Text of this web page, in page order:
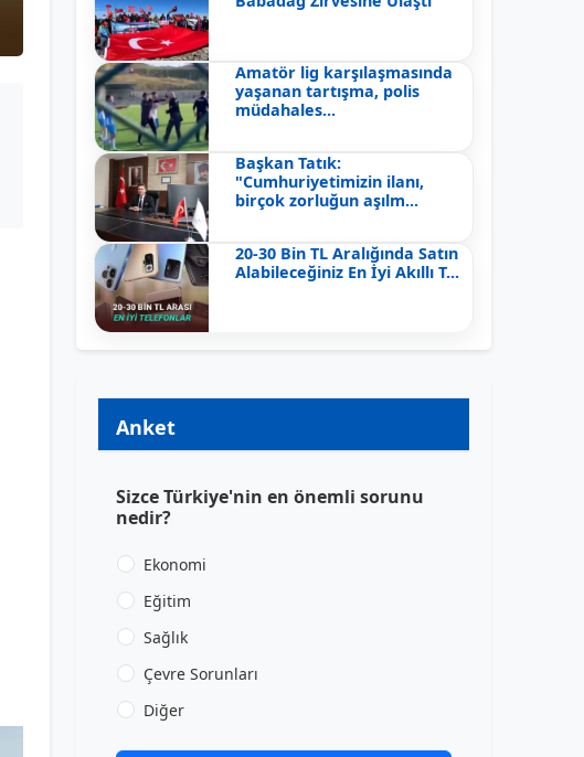
Amatör lig karşılaşmasında
yaşanan tartışma, polis
müdahales...
Başkan Tatık:
"Cumhuriyetimizin ilanı,
birçok zorluğun aşılm...
20-30 Bin TL Aralığında Satın
Alabileceğiniz En İyi Akıllı T...
Anket
Sizce Türkiye'nin en önemli sorunu
nedir?
Ekonomi
Eğitim
Sağlık
Çevre Sorunları
Diğer